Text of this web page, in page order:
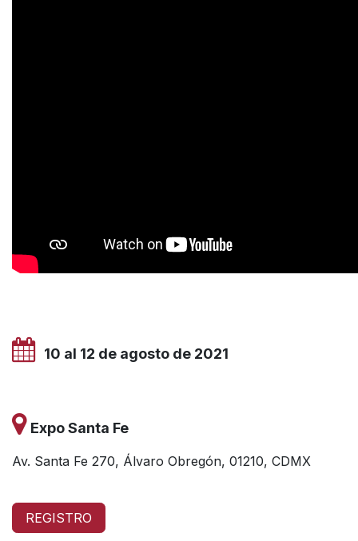
10 al 12 de agosto de 2021
Expo Santa Fe
Av. Santa Fe 270, Álvaro Obregón, 01210, CDMX
REGISTRO